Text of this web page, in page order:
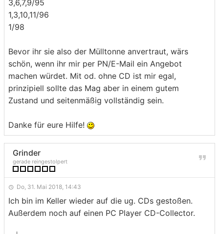
3,6,7,9/95
1,3,10,11/96
1/98
Bevor ihr sie also der Mülltonne anvertraut, wärs
schön, wenn ihr mir per PN/E-Mail ein Angebot
machen würdet. Mit od. ohne CD ist mir egal,
prinzipiell sollte das Mag aber in einem gutem
Zustand und seitenmäßig vollständig sein.
Danke für eure Hilfe!
Grinder
gerade reingestolpert
Do, 31. Mai 2018, 14:43
Ich bin im Keller wieder auf die ug. CDs gestoßen.
Außerdem noch auf einen PC Player CD-Collector.